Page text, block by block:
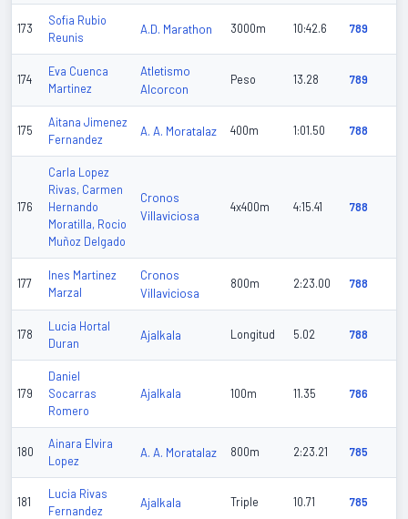
173
Sofia Rubio
Reunis
A.D. Marathon 3000m 10:42.6 789
174
Eva Cuenca
Martinez
Atletismo
Alcorcon
Peso 13.28 789
175
Aitana Jimenez
Fernandez
A. A. Moratalaz 400m 1:01.50 788
176
Carla Lopez
Rivas, Carmen
Hernando
Moratilla, Rocio
Muñoz Delgado
Cronos
Villaviciosa
4x400m 4:15.41 788
177
Ines Martinez
Marzal
Cronos
Villaviciosa
800m 2:23.00 788
178
Lucia Hortal
Duran
Ajalkala Longitud 5.02 788
179
Daniel
Socarras
Romero
Ajalkala 100m 11.35 786
180
Ainara Elvira
Lopez
A. A. Moratalaz 800m 2:23.21 785
181
Lucia Rivas
Fernandez
Ajalkala Triple 10.71 785